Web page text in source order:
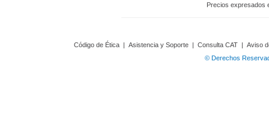
Precios expresados
Código de Ética | Asistencia y Soporte | Consulta CAT | Aviso
© Derechos